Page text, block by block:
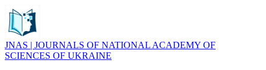
JNAS | JOURNALS OF NATIONAL ACADEMY OF
SCIENCES OF UKRAINE